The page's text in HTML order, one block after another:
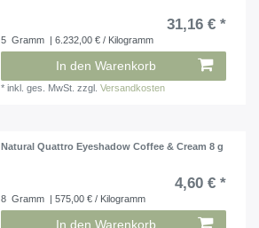
31,16 € *
5 Gramm | 6.232,00 € / Kilogramm
In den Warenkorb
*inkl. ges. MwSt. zzgl.Versandkosten
Natural Quattro Eyeshadow Coffee & Cream 8 g
4,60 € *
8 Gramm | 575,00 € / Kilogramm
In den Warenkorb